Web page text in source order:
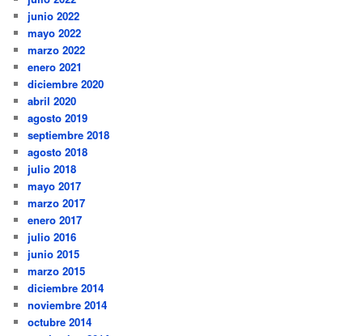
junio 2022
mayo 2022
marzo 2022
enero 2021
diciembre 2020
abril 2020
agosto 2019
septiembre 2018
agosto 2018
julio 2018
mayo 2017
marzo 2017
enero 2017
julio 2016
junio 2015
marzo 2015
diciembre 2014
noviembre 2014
octubre 2014